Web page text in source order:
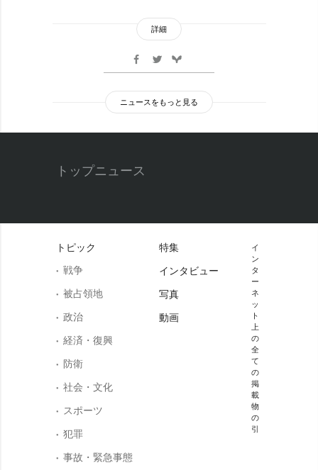
詳細
ニュースをもっと見る
トップニュース
トピック
戦争
被占領地
政治
経済・復興
防衛
社会・文化
スポーツ
犯罪
事故・緊急事態
特集
インタビュー
写真
動画
イ
ン
タ
ー
ネ
ッ
ト
上
の
全
て
の
掲
載
物
の
引